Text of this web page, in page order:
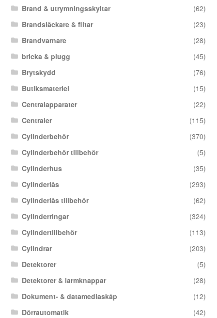
Brand & utrymningsskyltar
(62)
Brandsläckare & filtar
(23)
Brandvarnare
(28)
bricka & plugg
(45)
Brytskydd
(76)
Butiksmateriel
(15)
Centralapparater
(22)
Centraler
(115)
Cylinderbehör
(370)
Cylinderbehör tillbehör
(5)
Cylinderhus
(35)
Cylinderlås
(293)
Cylinderlås tillbehör
(62)
Cylinderringar
(324)
Cylindertillbehör
(113)
Cylindrar
(203)
Detektorer
(5)
Detektorer & larmknappar
(28)
Dokument- & datamediaskåp
(12)
Dörrautomatik
(42)